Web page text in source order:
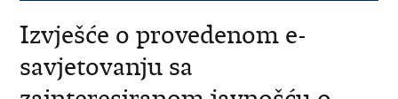
Izvješće o provedenom e-
savjetovanju sa